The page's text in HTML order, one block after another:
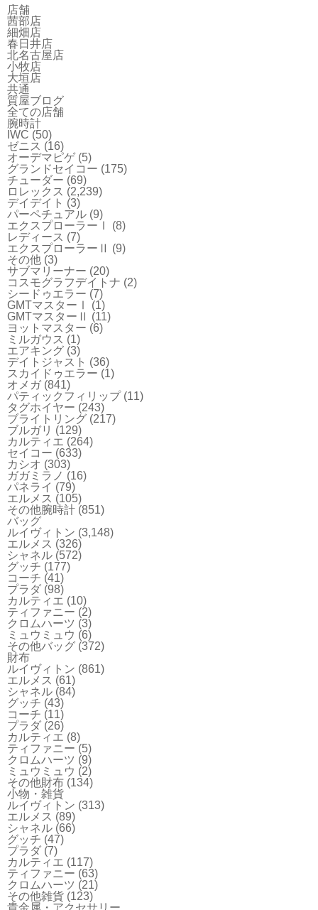
店舗
茜部店
細畑店
春日井店
北名古屋店
小牧店
大垣店
共通
質屋ブログ
全ての店舗
腕時計
IWC (50)
ゼニス (16)
オーデマピゲ(5)
グランドセイコー (175)
チューダー (69)
ロレックス (2,239)
デイデイト (3)
パーペチュアル (9)
エクスプローラーⅠ
(8)
レディース (7)
エクスプローラーⅡ (9)
その他 (3)
サブマリーナー (20)
コスモグラフデイトナ (2)
シードゥエラー (7)
GMTマスターⅠ
(1)
GMTマスターⅡ (11)
ヨットマスター (6)
ミルガウス (1)
エアキング (3)
デイトジャスト (36)
スカイドゥエラー (1)
オメガ(841)
パティックフィリップ(11)
タグホイヤー (243)
ブライトリング (217)
ブルガリ (129)
カルティエ (264)
セイコー (633)
カシオ (303)
ガガミラノ (16)
パネライ (79)
エルメス (105)
その他腕時計 (851)
バッグ
ルイヴィトン (3,148)
エルメス (326)
シャネル (572)
グッチ (177)
コーチ (41)
プラダ (98)
カルティエ (10)
ティファニー (2)
クロムハーツ (3)
ミュウミュウ (6)
その他バッグ (372)
財布
ルイヴィトン (861)
エルメス (61)
シャネル (84)
グッチ (43)
コーチ (11)
プラダ (26)
カルティエ (8)
ティファニー (5)
クロムハーツ (9)
ミュウミュウ (2)
その他財布 (134)
小物・雑貨
ルイヴィトン (313)
エルメス (89)
シャネル (66)
グッチ (47)
プラダ (7)
カルティエ (117)
ティファニー (63)
クロムハーツ (21)
その他雑貨 (123)